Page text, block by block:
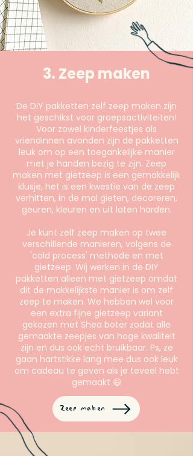
3. Zeep maken
De DIY pakketten zelf zeep maken zijn
het geschikst voor groepsactiviteiten!
Voor zowel kinderfeestjes als
vriendinnen avonden zijn de pakketten
leuk om op een toegankelijke manier
met je handen bezig te zijn. Zeep
maken met gietzeep is een gemakkelijk
klusje, het is een kwestie van de zeep
verhitten, in de mal gieten, decoreren,
geuren, kleuren en uit laten harden.
Je kunt zelf zeep maken op twee
verschillende manieren, volgens de
'cold process' methode en met
gietzeep. Wij werken in de DIY
pakketten alleen met gietzeep omdat
dit de makkelijkste manier is om zelf
zeep te maken. We hebben wel voor
een extra fijne gietzeep variant
gekozen met Shea boter zodat alle
gemaakte zeepjes van hoge kwaliteit
zijn en dus ook echt bruikbaar. Ps, ze
gaan hartstikke lang mee dus ook leuk
om cadeau te geven als je teveel hebt
gemaakt 😄
Zeep maken